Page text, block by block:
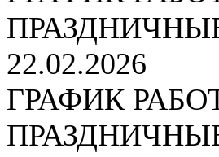
22.02.2026
ГРАФИК